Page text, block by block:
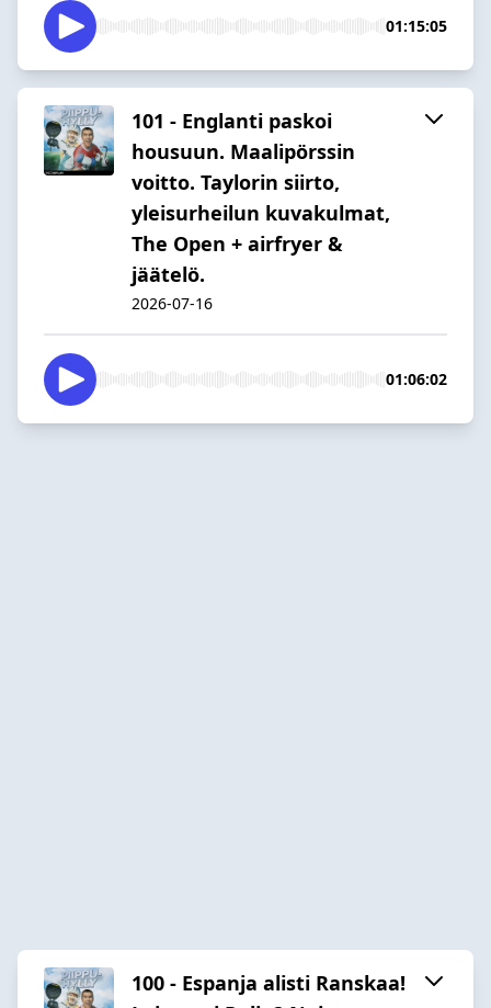
01:15:05
101 - Englanti paskoi
housuun. Maalipörssin
voitto. Taylorin siirto,
yleisurheilun kuvakulmat,
The Open + airfryer &
jäätelö.
2026-07-16
01:06:02
100 - Espanja alisti Ranskaa!